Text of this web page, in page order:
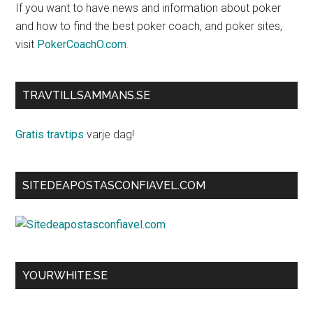
If you want to have news and information about poker
and how to find the best poker coach, and poker sites,
visit PokerCoachO.com.
TRAVTILLSAMMANS.SE
Gratis travtips varje dag!
SITEDEAPOSTASCONFIAVEL.COM
YOURWHITE.SE